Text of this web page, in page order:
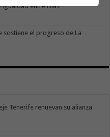
igualdad entre islas
sostiene el progreso de La
Tenerife renuevan su alianza